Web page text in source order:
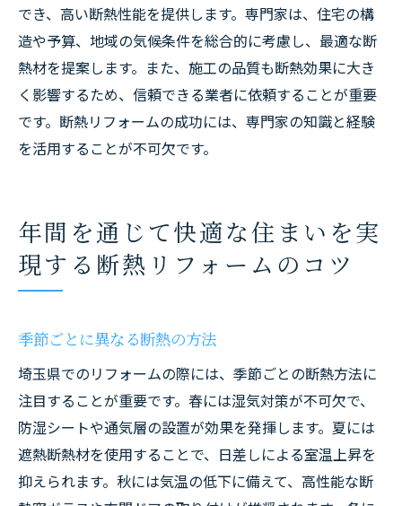
でき、高い断熱性能を提供します。専門家は、住宅の構
造や予算、地域の気候条件を総合的に考慮し、最適な断
熱材を提案します。また、施工の品質も断熱効果に大き
く影響するため、信頼できる業者に依頼することが重要
です。断熱リフォームの成功には、専門家の知識と経験
を活用することが不可欠です。
年間を通じて快適な住まいを実
現する断熱リフォームのコツ
季節ごとに異なる断熱の方法
埼玉県でのリフォームの際には、季節ごとの断熱方法に
注目することが重要です。春には湿気対策が不可欠で、
防湿シートや通気層の設置が効果を発揮します。夏には
遮熱断熱材を使用することで、日差しによる室温上昇を
抑えられます。秋には気温の低下に備えて、高性能な断